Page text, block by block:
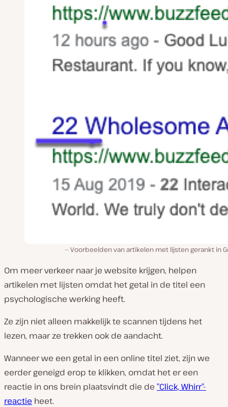
Voorbeelden van artikelen met lijsten gerankt in
Om meer verkeer naar je website krijgen, helpen
artikelen met lijsten omdat het getal in de titel een
psychologische werking heeft.
Ze zijn niet alleen makkelijk te scannen tijdens het
lezen, maar ze trekken ook de aandacht.
Wanneer we een getal in een online titel ziet, zijn we
eerder geneigd erop te klikken, omdat het er een
reactie in ons brein plaatsvindt die de ”Click, Whirr”-
reactie heet.